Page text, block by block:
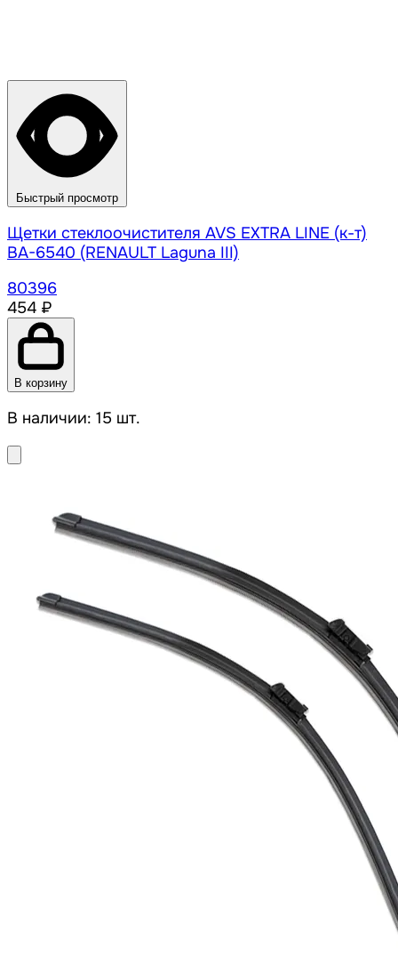
Быстрый просмотр
Щетки стеклоочистителя AVS EXTRA LINE (к-т)
BA-6540 (RENAULT Laguna III)
80396
454 ₽
В корзину
В наличии: 15 шт.